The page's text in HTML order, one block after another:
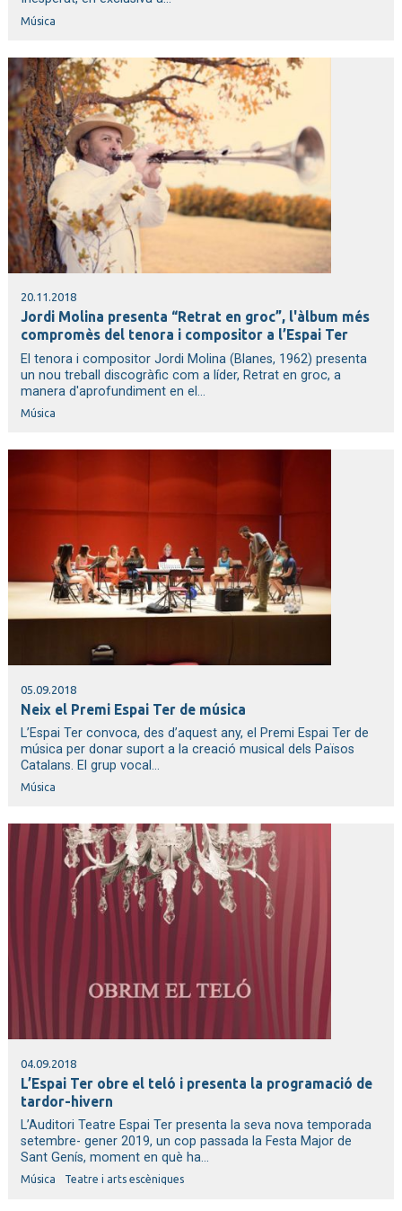
Música
20.11.2018
Jordi Molina presenta “Retrat en groc”, l'àlbum més
compromès del tenora i compositor a l’Espai Ter
El tenora i compositor Jordi Molina (Blanes, 1962) presenta
un nou treball discogràfic com a líder, Retrat en groc, a
manera d'aprofundiment en el...
Música
05.09.2018
Neix el Premi Espai Ter de música
L’Espai Ter convoca, des d’aquest any, el Premi Espai Ter de
música per donar suport a la creació musical dels Països
Catalans. El grup vocal...
Música
04.09.2018
L’Espai Ter obre el teló i presenta la programació de
tardor-hivern
L’Auditori Teatre Espai Ter presenta la seva nova temporada
setembre- gener 2019, un cop passada la Festa Major de
Sant Genís, moment en què ha...
Música Teatre i arts escèniques